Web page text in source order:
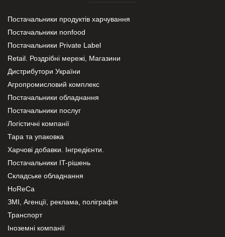
Постачальники продуктів харчування
Постачальники nonfood
Постачальники Private Label
Retail. Роздрібні мережі, Магазини
Дистрибутори України
Агропромисловий комплекс
Постачальники обладнання
Постачальники послуг
Логістичні компанії
Тара та упаковка
Харчові добавки. Інгредієнти.
Постачальники IT-рішень
Складське обладнання
HoReCa
ЗМІ, Агенції, реклама, поліграфія
Транспорт
Іноземні компанії